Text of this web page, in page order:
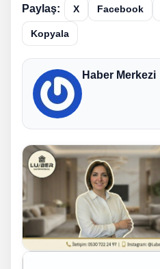
Paylaş: X Facebook
Kopyala
Haber Merkezi